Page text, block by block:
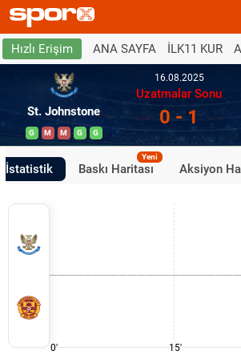
Hızlı Erişim ANA SAYFA İLK11 KUR
St. Johnstone
G M M G G
16.08.2025
Uzatmalar Sonu
0 - 1
İstatistik Baskı Haritası
Yeni
Aksiyon
0' 15'